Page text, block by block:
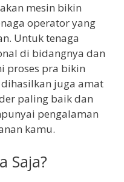
mesin bikin
operator yang
Untuk tenaga
di bidangnya dan
proses pra bikin
juga amat
paling baik dan
pengalaman
kamu.
Saja?